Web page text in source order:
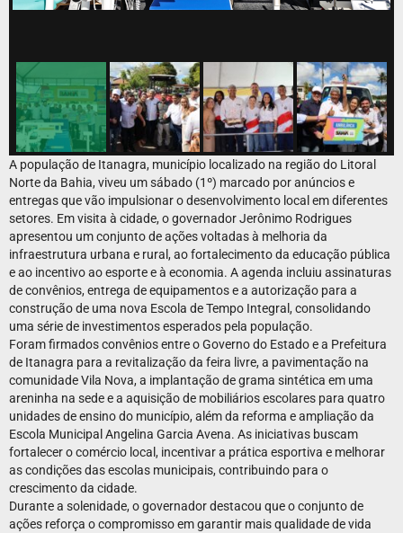
A população de Itanagra, município localizado na região do Litoral
Norte da Bahia, viveu um sábado (1º) marcado por anúncios e
entregas que vão impulsionar o desenvolvimento local em diferentes
setores. Em visita à cidade, o governador Jerônimo Rodrigues
apresentou um conjunto de ações voltadas à melhoria da
infraestrutura urbana e rural, ao fortalecimento da educação pública
e ao incentivo ao esporte e à economia. A agenda incluiu assinaturas
de convênios, entrega de equipamentos e a autorização para a
construção de uma nova Escola de Tempo Integral, consolidando
uma série de investimentos esperados pela população.
Foram firmados convênios entre o Governo do Estado e a Prefeitura
de Itanagra para a revitalização da feira livre, a pavimentação na
comunidade Vila Nova, a implantação de grama sintética em uma
areninha na sede e a aquisição de mobiliários escolares para quatro
unidades de ensino do município, além da reforma e ampliação da
Escola Municipal Angelina Garcia Avena. As iniciativas buscam
fortalecer o comércio local, incentivar a prática esportiva e melhorar
as condições das escolas municipais, contribuindo para o
crescimento da cidade.
Durante a solenidade, o governador destacou que o conjunto de
ações reforça o compromisso em garantir mais qualidade de vida